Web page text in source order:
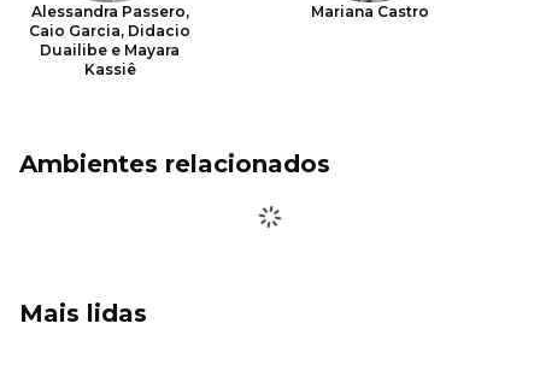
Alessandra Passero,
Caio Garcia, Didacio
Duailibe e Mayara
Kassiê
Mariana Castro
Ambientes relacionados
Mais lidas